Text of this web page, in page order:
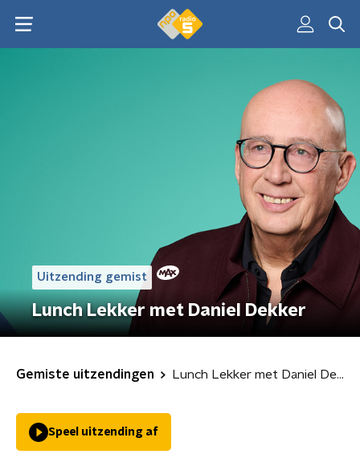
Uitzending gemist
Lunch Lekker met Daniel Dekker
Gemiste uitzendingen Lunch Lekker met Daniel Dekker
Speel uitzending af